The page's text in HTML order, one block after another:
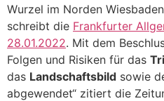
Wurzel im Norden
schreibt die Frankfurter
28.01.2022. Mit dem
Folgen und Risiken für das
das Landschaftsbild sowie
abgewendet“ zitiert die